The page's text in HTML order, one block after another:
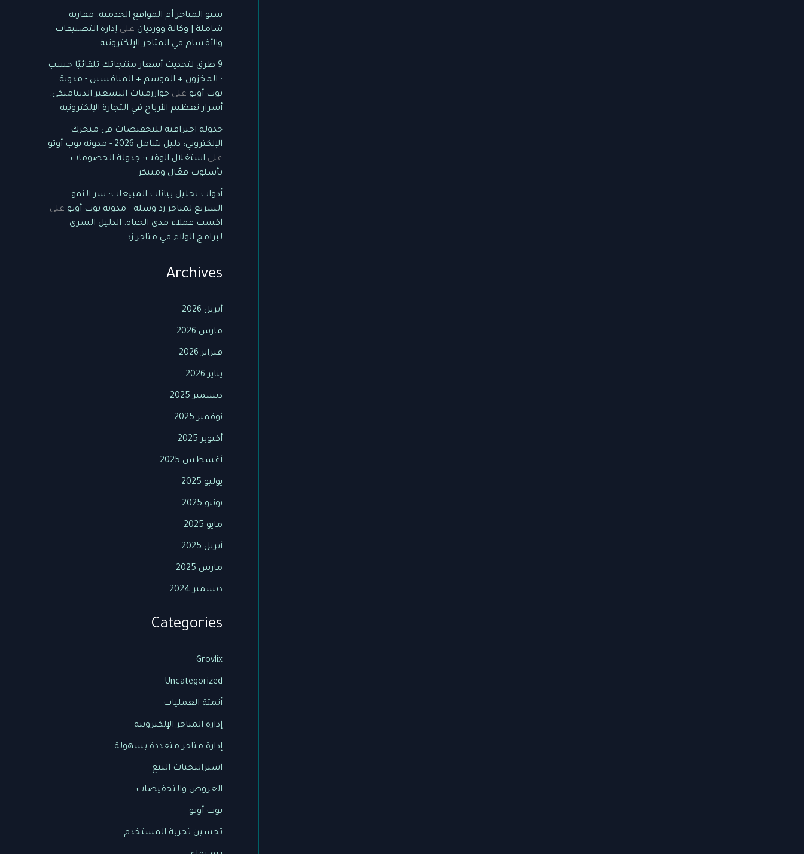
سيو المتاجر أم المواقع الخدمية: مقارنة
شاملة | وكالة وورديان على إدارة التصنيفات
والأقسام في المتاجر الإلكترونية
9 طرق لتحديث أسعار منتجاتك تلقائيًا حسب
: المخزون + الموسم + المنافسين - مدونة
بوب أوتو على خوارزميات التسعير الديناميكي:
أسرار تعظيم الأرباح في التجارة الإلكترونية
جدولة احترافية للتخفيضات في متجرك
الإلكتروني: دليل شامل 2026 - مدونة بوب أوتو
على استغلال الوقت: جدولة الخصومات
بأسلوب فعّال ومبتكر
أدوات تحليل بيانات المبيعات: سر النمو
السريع لمتاجر زد وسلة - مدونة بوب أوتو على
اكسب عملاء مدى الحياة: الدليل السري
لبرامج الولاء في متاجر زد
Archives
أبريل 2026
مارس 2026
فبراير 2026
يناير 2026
ديسمبر 2025
نوفمبر 2025
أكتوبر 2025
أغسطس 2025
يوليو 2025
يونيو 2025
مايو 2025
أبريل 2025
مارس 2025
ديسمبر 2024
Categories
Grovlix
Uncategorized
أتمتة العمليات
إدارة المتاجر الإلكترونية
إدارة متاجر متعددة بسهولة
استراتيجيات البيع
العروض والتخفيضات
بوب أوتو
تحسين تجربة المستخدم